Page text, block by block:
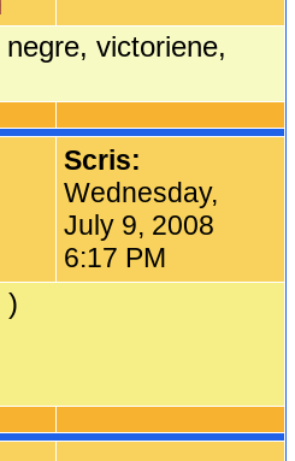
victoriene,
Scris:
Wednesday,
July 9, 2008
6:17 PM
)